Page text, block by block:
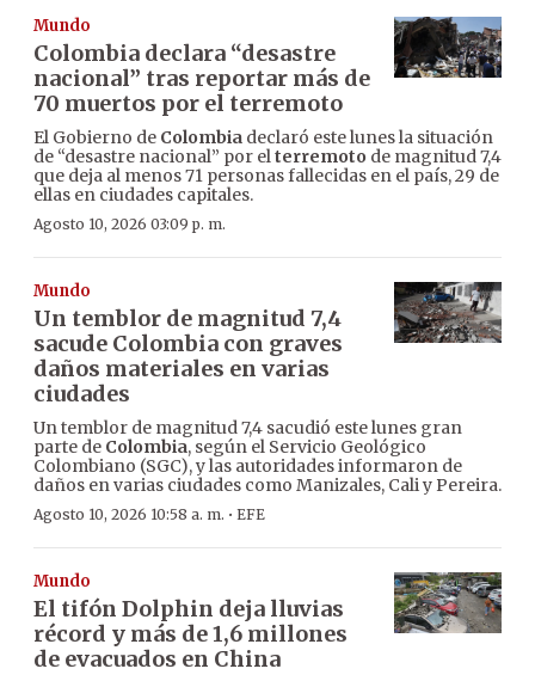
Mundo
Colombia declara “desastre
nacional” tras reportar más de
70 muertos por el terremoto
El Gobierno de Colombia declaró este lunes la situación
de “desastre nacional” por elterremoto de magnitud 7,4
que deja al menos 71 personas fallecidas en el país, 29 de
ellas en ciudades capitales.
Agosto 10, 2026 03:09 p. m.
Mundo
Un temblor de magnitud 7,4
sacude Colombia con graves
daños materiales en varias
ciudades
Un temblor de magnitud 7,4 sacudió este lunes gran
parte de Colombia, según el Servicio Geológico
Colombiano (SGC), y las autoridades informaron de
daños en varias ciudades como Manizales, Cali y Pereira.
Agosto 10, 2026 10:58 a. m. · EFE
Mundo
El tifón Dolphin deja lluvias
récord y más de 1,6 millones
de evacuados en China